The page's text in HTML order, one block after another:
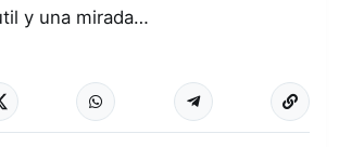
y una mirada…
Más